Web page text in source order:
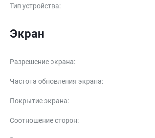
Тип устройства:
Экран
Разрешение экрана:
Частота обновления экрана:
Покрытие экрана:
Соотношение сторон: